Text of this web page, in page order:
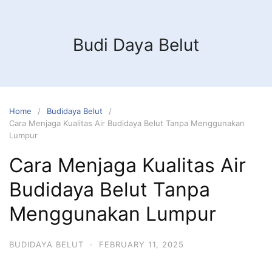
Budi Daya Belut
Home
Budidaya Belut
Cara Menjaga Kualitas Air Budidaya Belut Tanpa Menggunakan
Lumpur
Cara Menjaga Kualitas Air
Budidaya Belut Tanpa
Menggunakan Lumpur
BUDIDAYA BELUT · FEBRUARY 11, 2025